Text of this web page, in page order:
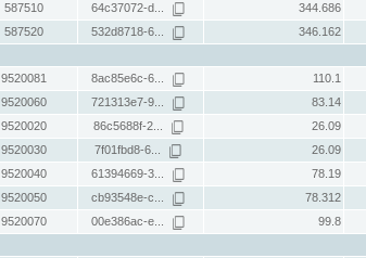
587510 64c37072-d... 344.686
587520 532d8718-6... 346.162
9520081 8ac85e6c-6... 110.1
9520060 721313e7-9... 83.14
9520020 86c5688f-2... 26.09
9520030 7f01fbd8-6... 26.09
9520040 61394669-3... 78.19
9520050 cb93548e-c... 78.312
9520070 00e386ac-e... 99.8